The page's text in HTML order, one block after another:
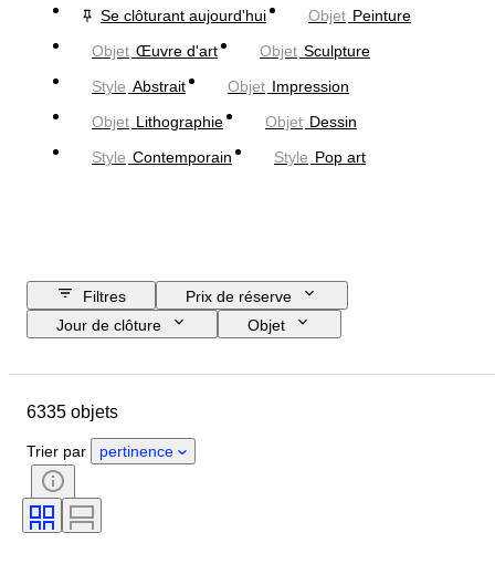
Se clôturant aujourd'hui
Objet Peinture
Objet Œuvre d'art Objet Sculpture
Style Abstrait Objet Impression
Objet Lithographie Objet Dessin
Style Contemporain Style Pop art
Filtres
Prix de réserve
Jour de clôture
Objet
Thème
Couleur
Édition
6335 objets
Trier par pertinence